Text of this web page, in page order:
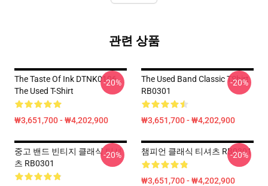
관련 상품
The Taste Of Ink DTNK0106
The Used T-Shirt
₩3,651,700 - ₩4,202,900
-20%
The Used Band Classic TShirt
RB0301
₩3,651,700 - ₩4,202,900
-20%
중고 밴드 빈티지 클래식 티셔
츠 RB0301
-20% 챔피언 클래식 티셔츠 RB0301
₩3,651,700 - ₩4,202,900
-20%